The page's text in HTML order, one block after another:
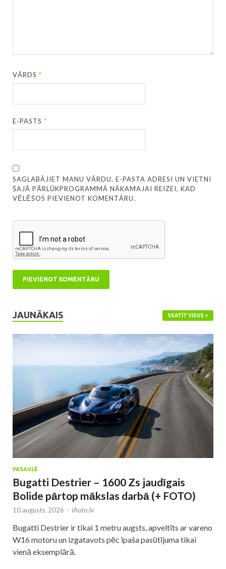
VĀRDS*
E-PASTS*
SAGLABĀJIET MANU VĀRDU, E-PASTA ADRESI UN VIETNI
ŠAJĀ PĀRLŪKPROGRAMMĀ NĀKAMAJAI REIZEI, KAD
VĒLĒŠOS PIEVIENOT KOMENTĀRU.
JAUNĀKAIS SKATĪT VISUS
PASAULĒ
Bugatti Destrier – 1600 Zs jaudīgais
Bolide pārtop mākslas darbā (+ FOTO)
10.augusts, 2026 - iAuto.lv
Bugatti Destrier ir tikai 1 metru augsts, apveltīts ar vareno
W16 motoru un izgatavots pēc īpaša pasūtījuma tikai
vienā eksemplārā.